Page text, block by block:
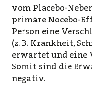
vom Placebo-
primäre Nocebo-
Person eine
(z. B. Krankheit,
erwartet und eine
Somit sind die
negativ.